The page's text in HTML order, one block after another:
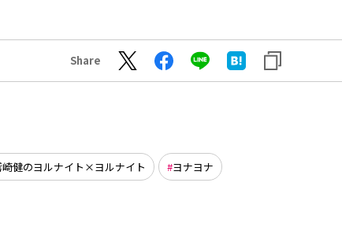
Share
崎健のヨルナイト×ヨルナイト ヨナヨナ